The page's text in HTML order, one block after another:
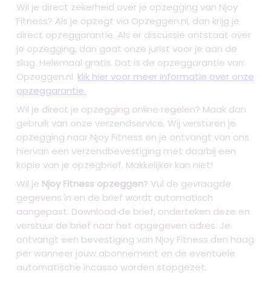
Wil je direct zekerheid over je opzegging van Njoy
Fitness? Als je opzegt via Opzeggen.nl, dan krijg je
direct opzeggarantie. Als er discussie ontstaat over
je opzegging, dan gaat onze jurist voor je aan de
slag. Helemaal gratis. Dat is de opzeggarantie van
Opzeggen.nl. klik hier voor meer informatie over onze
opzeggarantie.
Wil je direct je opzegging online regelen? Maak dan
gebruik van onze verzendservice. Wij versturen je
opzegging naar Njoy Fitness en je ontvangt van ons
hiervan een verzendbevestiging met daarbij een
kopie van je opzegbrief. Makkelijker kan niet!
Wil je Njoy Fitness opzeggen? Vul de gevraagde
gegevens in en de brief wordt automatisch
aangepast. Download de brief, onderteken deze en
verstuur de brief naar het opgegeven adres. Je
ontvangt een bevestiging van Njoy Fitness den haag
per wanneer jouw abonnement en de eventuele
automatische incasso worden stopgezet.